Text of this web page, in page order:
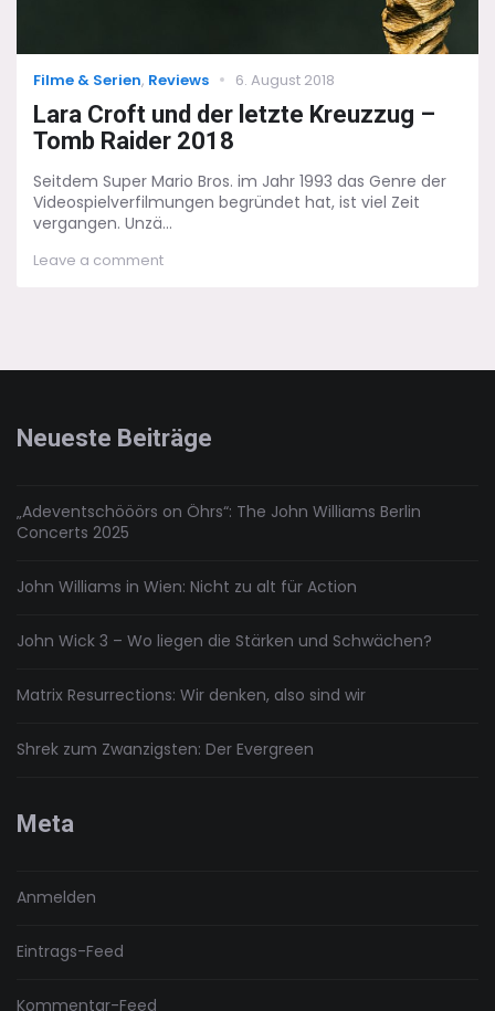
Categories
Filme & Serien, Reviews
Posted
on
6. August 2018
Lara Croft und der letzte Kreuzzug –
Tomb Raider 2018
Seitdem Super Mario Bros. im Jahr 1993 das Genre der
Videospielverfilmungen begründet hat, ist viel Zeit
vergangen. Unzä...
Leave a commenton
Raider
2018
Neueste Beiträge
„Adeventschööörs on Öhrs“: The John Williams Berlin
Concerts 2025
John Williams in Wien: Nicht zu alt für Action
John Wick 3 – Wo liegen die Stärken und Schwächen?
Matrix Resurrections: Wir denken, also sind wir
Shrek zum Zwanzigsten: Der Evergreen
Meta
Anmelden
Eintrags-Feed
Kommentar-Feed